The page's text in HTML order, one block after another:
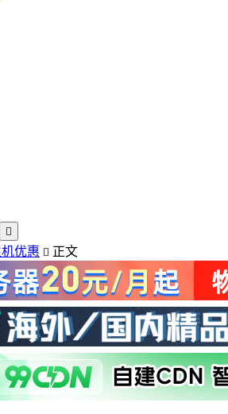

优惠  正文